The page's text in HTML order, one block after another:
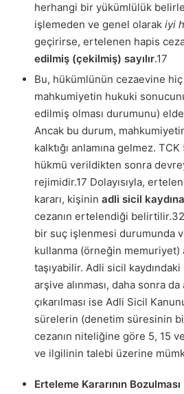
herhangi bir yükümlülük
işlemeden ve genel olarak iyi
geçirirse, ertelenen hapis
edilmiş (çekilmiş) sayılır.17
Bu, hükümlünün cezaevine
mahkumiyetin hukuki
edilmiş olması durumunu)
Ancak bu durum,
kalktığı anlamına gelmez.
hükmü verildikten sonra
rejimidir.17 Dolayısıyla,
kararı, kişinin adli sicil
cezanın ertelendiği belirtilir.32
bir suç işlenmesi durumunda
kullanma (örneğin memuriyet)
taşıyabilir. Adli sicil
arşive alınması, daha sonra
çıkarılması ise Adli Sicil
sürelerin (denetim süresinin
cezanın niteliğine göre 5, 15
ve ilgilinin talebi üzerine
Erteleme Kararının